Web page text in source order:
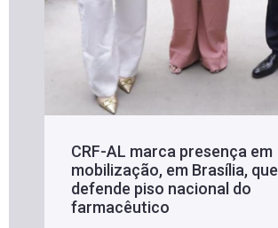
CRF-AL marca presença em
mobilização, em Brasília, que
defende piso nacional do
farmacêutico